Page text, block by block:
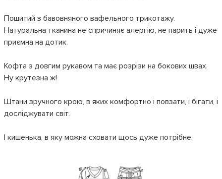
Пошитий з бавовняного вафельного трикотажу.
Натуральна тканина не спричиняє алергію, не парить і дуже
приємна на дотик.
Кофта з довгим рукавом та має розрізи на бокових швах.
Ну крутезна ж!
Штани зручного крою, в яких комфортно і повзати, і бігати, і
досліджувати світ.
І кишенька, в яку можна сховати щось дуже потрібне.